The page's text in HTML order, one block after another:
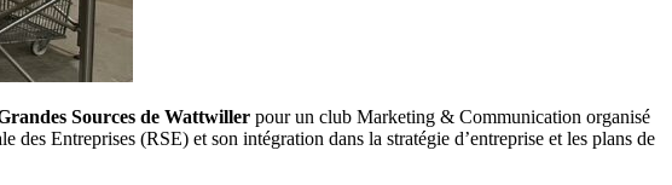
Sources de Wattwiller pour un club Marketing & Communication organisé
Entreprises (RSE) et son intégration dans la stratégie d’entreprise et les plans de